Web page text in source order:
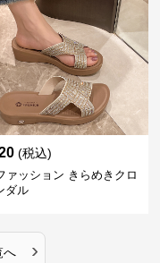
(税込)
ァッション きらめきクロ
ダル
へ ›